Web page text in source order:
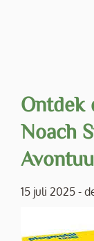
Ontdek
Noach
15 juli 2025 -